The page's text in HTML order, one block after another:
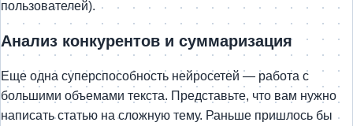
пользователей).
Анализ конкурентов и суммаризация
Еще одна суперспособность нейросетей — работа с
большими объемами текста. Представьте, что вам нужно
написать статью на сложную тему. Раньше пришлось бы